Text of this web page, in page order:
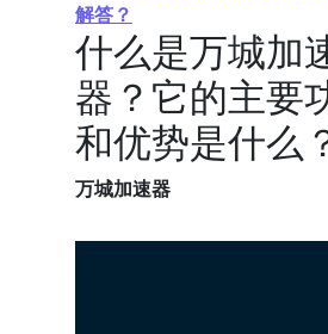
解答？
什么是万城加
器？它的主要
和优势是什么
万城加速器